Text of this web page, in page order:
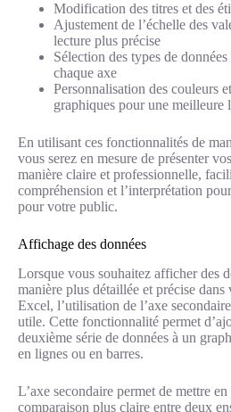
Modification des titres et des
Ajustement de l’échelle des
lecture plus précise
Sélection des types de
chaque axe
Personnalisation des couleurs
graphiques pour une meilleure
En utilisant ces fonctionnalités de
vous serez en mesure de présenter
manière claire et professionnelle,
compréhension et l’interprétation
pour votre public.
Affichage des données
Lorsque vous souhaitez afficher des
manière plus détaillée et précise dans
Excel, l’utilisation de l’axe
utile. Cette fonctionnalité permet
deuxième série de données à un
en lignes ou en barres.
L’axe secondaire permet de mettre
comparaison plus claire entre deux